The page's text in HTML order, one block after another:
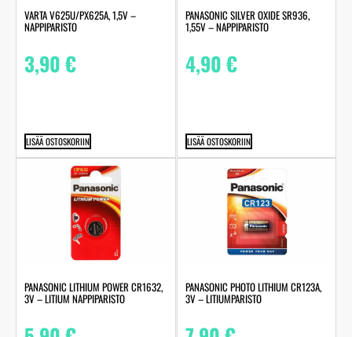
VARTA V625U/PX625A, 1,5V –
NAPPIPARISTO
3,90€
LISÄÄ OSTOSKORIIN
PANASONIC SILVER OXIDE SR936,
1,55V – NAPPIPARISTO
4,90€
LISÄÄ OSTOSKORIIN
PANASONIC LITHIUM POWER CR1632,
3V – LITIUM NAPPIPARISTO
PANASONIC PHOTO LITHIUM CR123A,
3V – LITIUMPARISTO